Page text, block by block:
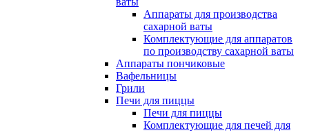
Аппараты для производства
сахарной ваты
Комплектующие для аппаратов
по производству сахарной ваты
Аппараты пончиковые
Вафельницы
Грили
Печи для пиццы
Печи для пиццы
Комплектующие для печей для